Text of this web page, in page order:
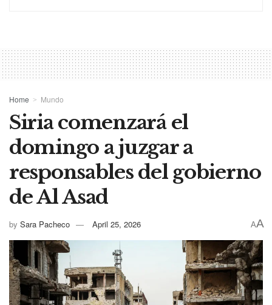
Home Mundo
Siria comenzará el
domingo a juzgar a
responsables del gobierno
de Al Asad
by Sara Pacheco April 25, 2026 AA